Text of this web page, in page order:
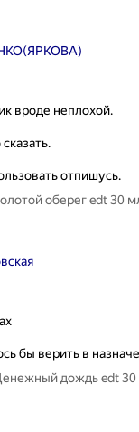
вроде неплохой.
отпишусь.
оберег edt 30
бы верить в
дождь edt 30